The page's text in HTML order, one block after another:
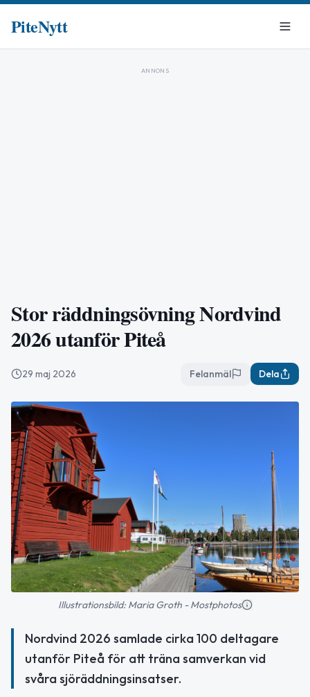
PiteNytt
ANNONS
Stor räddningsövning Nordvind
2026 utanför Piteå
29 maj 2026 Felanmäl Dela
Illustrationsbild: Maria Groth - Mostphotos
Nordvind 2026 samlade cirka 100 deltagare
utanför Piteå för att träna samverkan vid
svåra sjöräddningsinsatser.